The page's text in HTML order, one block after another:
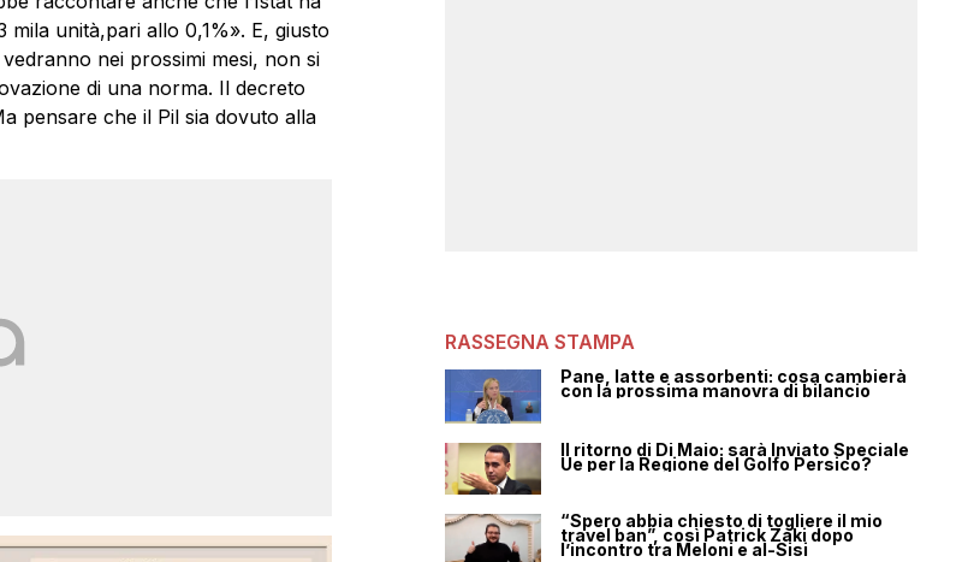
mila unità,pari allo 0,1%». E, giusto
nei prossimi mesi, non si
di una norma. Il decreto
pensare che il Pil sia dovuto alla
RASSEGNA STAMPA
Pane, latte e assorbenti: cosa cambierà
con la prossima manovra di bilancio
Il ritorno di Di Maio: sarà Inviato Speciale
Ue per la Regione del Golfo Persico?
“Spero abbia chiesto di togliere il mio
travel ban”, così Patrick Zaki dopo
l’incontro tra Meloni e al-Sisi